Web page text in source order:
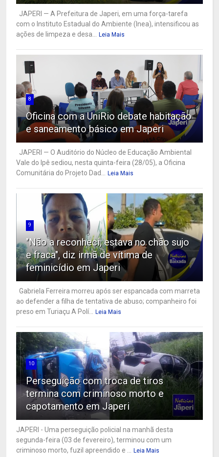
JAPERI — A Prefeitura de Japeri, em uma força-tarefa
com o Instituto Estadual do Ambiente (Inea), intensificou as
ações de limpeza e desa...
Leia Mais
8
Oficina com a UniRio debate habitação
e saneamento básico em Japeri
JAPERI — O Auditório do Núcleo de Educação Ambiental
Vale do Ipê sediou, nesta quinta-feira (28/05), a Oficina
Comunitária do Projeto Dad...
Leia Mais
9
"Não a reconheci, estava no chão sujo
e fraca", diz irmã de vítima de
feminicídio em Japeri
Gabriela Ferreira morreu após ser espancada com marreta
ao defender a filha de tentativa de abuso; companheiro foi
preso em Turiaçu A Polí...
Leia Mais
10
Perseguição com troca de tiros
termina com criminoso morto e
capotamento em Japeri
JAPERI - Uma perseguição policial na manhã desta
segunda-feira (03 de fevereiro), terminou com um
criminoso morto, fuzil apreendido e ...
Leia Mais